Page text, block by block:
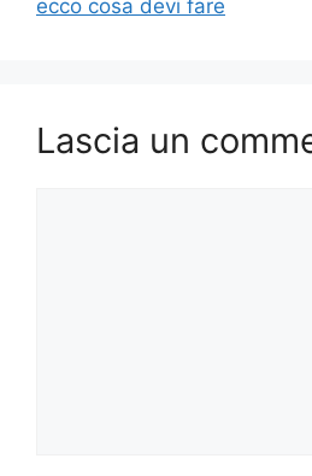
ecco cosa devi fare
Lascia un